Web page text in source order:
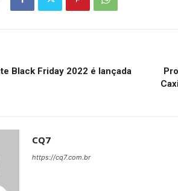
Black Friday 2022 é lançada
CQ7
https://cq7.com.br